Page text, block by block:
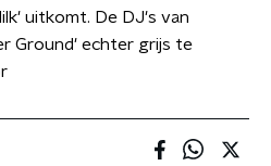
uitkomt. De DJ's van
Ground' echter grijs te